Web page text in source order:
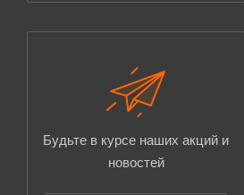
Будьте в курсе наших акций и
новостей